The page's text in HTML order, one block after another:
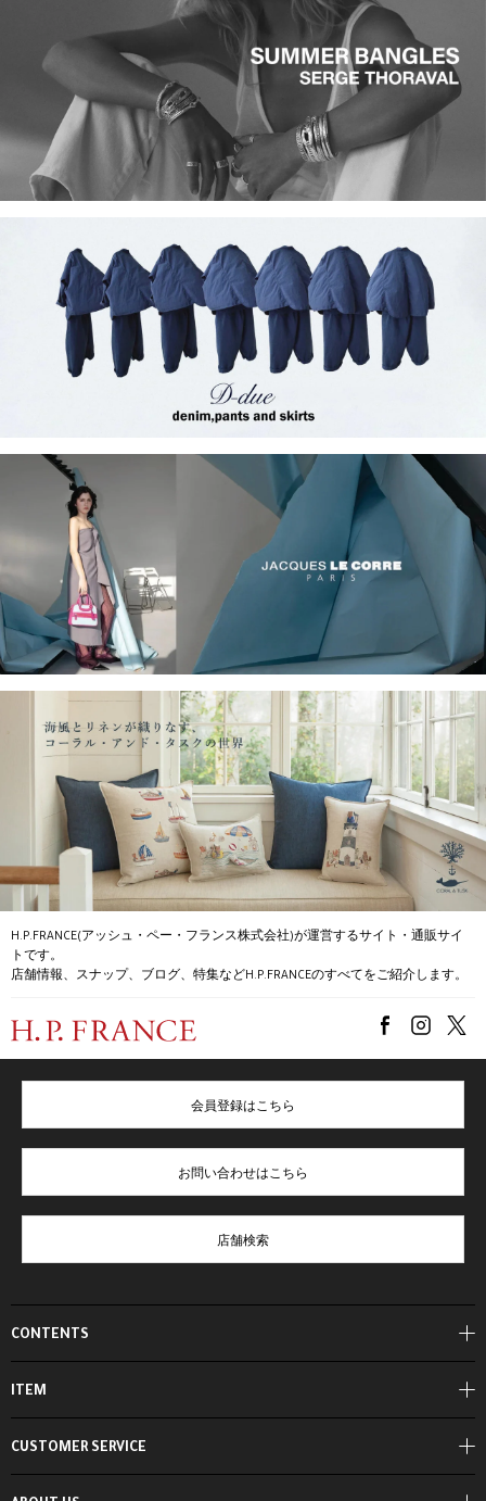
H.P.FRANCE(アッシュ・ペー・フランス株式会社)が運営するサイト・通販サイ
トです。
店舗情報、スナップ、ブログ、特集などH.P.FRANCEのすべてをご紹介します。
CONTENTS
ITEM
会員登録はこちら
お問い合わせはこちら
店舗検索
CUSTOMER SERVICE